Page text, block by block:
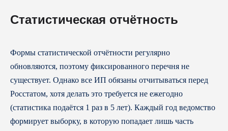
Статистическая отчётность
Формы статистической отчётности регулярно
обновляются, поэтому фиксированного перечня не
существует. Однако все ИП обязаны отчитываться перед
Росстатом, хотя делать это требуется не ежегодно
(статистика подаётся 1 раз в 5 лет). Каждый год ведомство
формирует выборку, в которую попадает лишь часть